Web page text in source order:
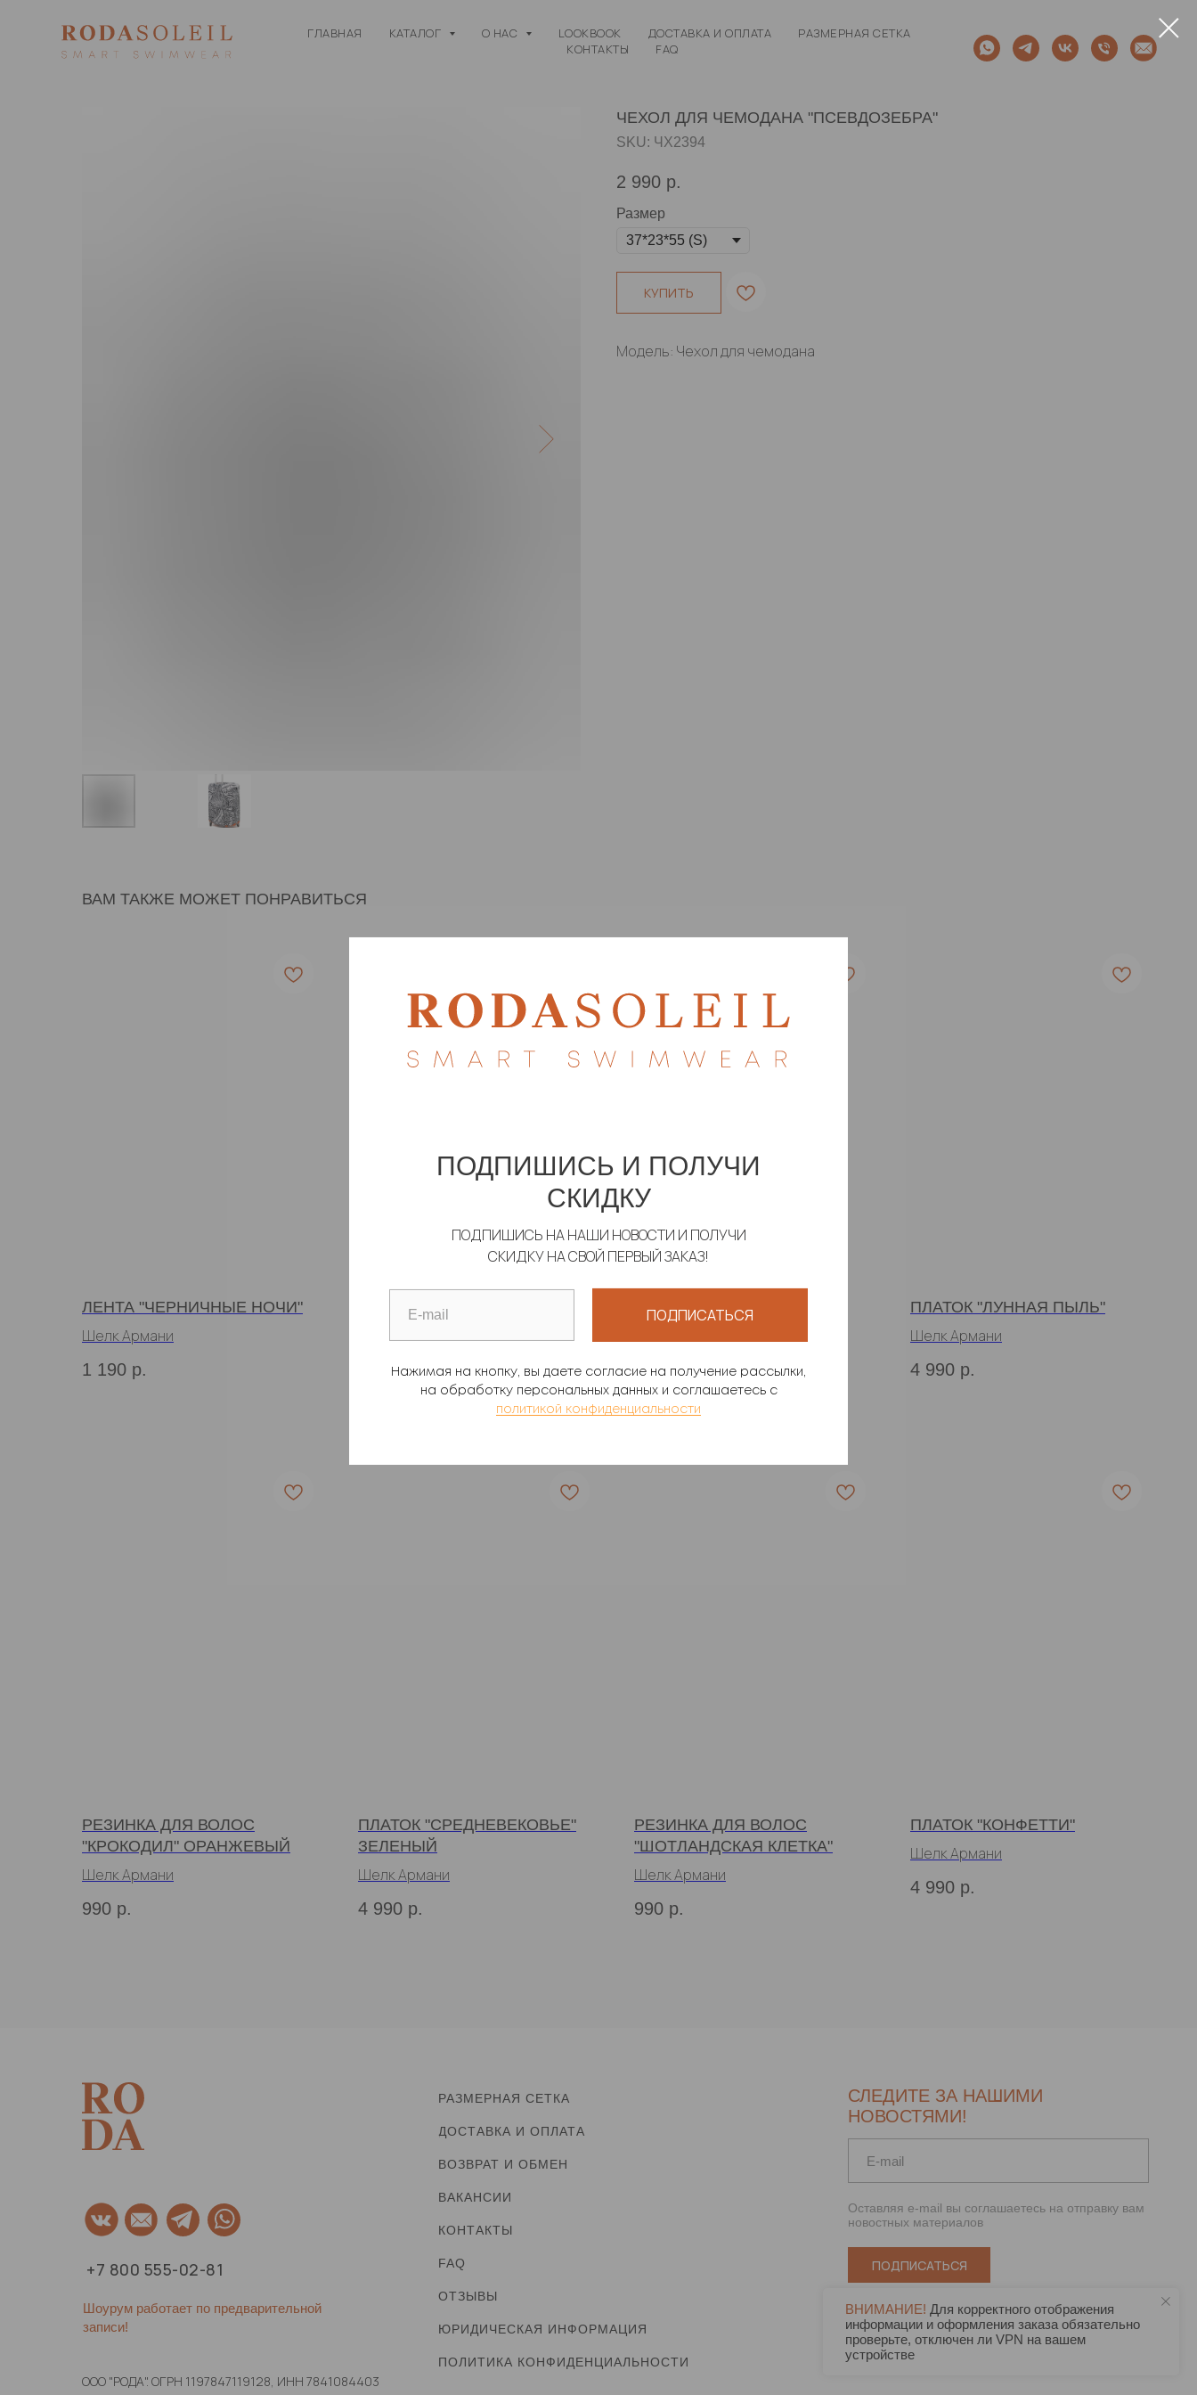
ГЛАВНАЯ КАТАЛОГ О НАС LOOKBOOK ДОСТАВКА И ОПЛАТА
РАЗМЕРНАЯ СЕТКА
КОНТАКТЫ
FAQ
ЧЕХОЛ ДЛЯ ЧЕМОДАНА "ПСЕВДОЗЕБРА"
SKU: ЧХ2394
2 990 р.
Размер
КУПИТЬ
Модель: Чехол для чемодана
ВАМ ТАКЖЕ МОЖЕТ ПОНРАВИТЬСЯ
ЛЕНТА "ЧЕРНИЧНЫЕ НОЧИ"
Шелк Армани
1 190 р.
ЧАЛМА "ЗМЕИ"
3 990 р.
ПЛАТОК "ВОЛНА"
4 990 р.
ПЛАТОК "ЛУННАЯ ПЫЛЬ"
Шелк Армани
4 990 р.
РЕЗИНКА ДЛЯ ВОЛОС
"КРОКОДИЛ" ОРАНЖЕВЫЙ
Шелк Армани
990 р.
ПЛАТОК "СРЕДНЕВЕКОВЬЕ"
ЗЕЛЕНЫЙ
Шелк Армани
4 990 р.
РЕЗИНКА ДЛЯ ВОЛОС
"ШОТЛАНДСКАЯ КЛЕТКА"
Шелк Армани
990 р.
ПЛАТОК "КОНФЕТТИ"
Шелк Армани
4 990 р.
+7 800 555-02-81
ПОЛИТИКА КОНФИДЕНЦИАЛЬНОСТИ
ЮРИДИЧЕСКАЯ ИНФОРМАЦИЯ
РАЗМЕРНАЯ СЕТКА
ДОСТАВКА И ОПЛАТА
КОНТАКТЫ
FAQ
ОТЗЫВЫ
ООО "РОДА". ОГРН 1197847119128, ИНН 7841084403
СЛЕДИТЕ ЗА НАШИМИ
НОВОСТЯМИ!
Оставляя e-mail вы соглашаетесь на отправку вам
новостных материалов
ПОДПИСАТЬСЯ
ВОЗВРАТ И ОБМЕН
ВАКАНСИИ
Шоурум работает по предварительной
записи!
ВНИМАНИЕ! Для корректного отображения
информации и оформления заказа обязательно
проверьте, отключен ли VPN на вашем
устройстве
ПОДПИШИСЬ И ПОЛУЧИ
СКИДКУ
ПОДПИШИСЬ НА НАШИ НОВОСТИ И ПОЛУЧИ
СКИДКУ НА СВОЙ ПЕРВЫЙ ЗАКАЗ!
ПОДПИСАТЬСЯ
Нажимая на кнопку, вы даете согласие на получение рассылки,
на обработку персональных данных и соглашаетесь c
политикой конфиденциальности